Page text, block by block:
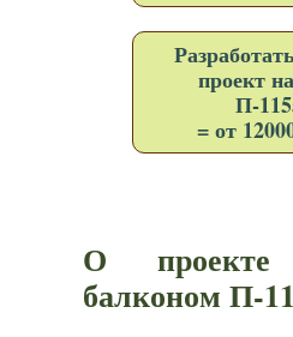
проект
П-
= от
О
балконом П-